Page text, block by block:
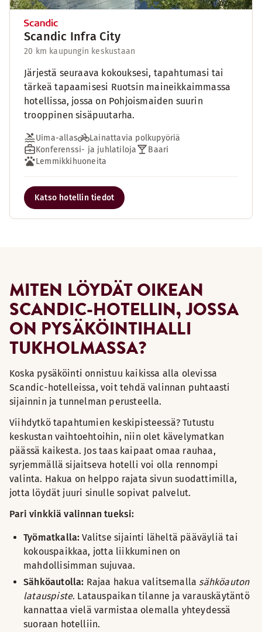
Scandic Infra City
20 km kaupungin keskustaan
Järjestä seuraava kokouksesi, tapahtumasi tai
tärkeä tapaamisesi Ruotsin maineikkaimmassa
hotellissa, jossa on Pohjoismaiden suurin
trooppinen sisäpuutarha.
Uima-allas
Lainattavia polkupyöriä
Konferenssi- ja juhlatiloja
Baari
Lemmikkihuoneita
Katso hotellin tiedot
MITEN LÖYDÄT OIKEAN
SCANDIC-HOTELLIN, JOSSA
ON PYSÄKÖINTIHALLI
TUKHOLMASSA?
Koska pysäköinti onnistuu kaikissa alla olevissa
Scandic-hotelleissa, voit tehdä valinnan puhtaasti
sijainnin ja tunnelman perusteella.
Viihdytkö tapahtumien keskipisteessä? Tutustu
keskustan vaihtoehtoihin, niin olet kävelymatkan
päässä kaikesta. Jos taas kaipaat omaa rauhaa,
syrjemmällä sijaitseva hotelli voi olla rennompi
valinta. Hakua on helppo rajata sivun suodattimilla,
jotta löydät juuri sinulle sopivat palvelut.
Pari vinkkiä valinnan tueksi:
Työmatkalla: Valitse sijainti läheltä pääväyliä tai
kokouspaikkaa, jotta liikkuminen on
mahdollisimman sujuvaa.
Sähköautolla: Rajaa hakua valitsemalla sähköauton
latauspiste. Latauspaikan tilanne ja varauskäytäntö
kannattaa vielä varmistaa olemalla yhteydessä
suoraan hotelliin.